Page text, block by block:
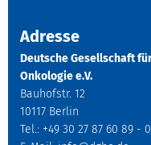
Adresse
Deutsche Gesellschaft
Onkologie e.V.
Bauhofstr. 12
10117 Berlin
Tel.: +49 30 27 87 60 89 - 0